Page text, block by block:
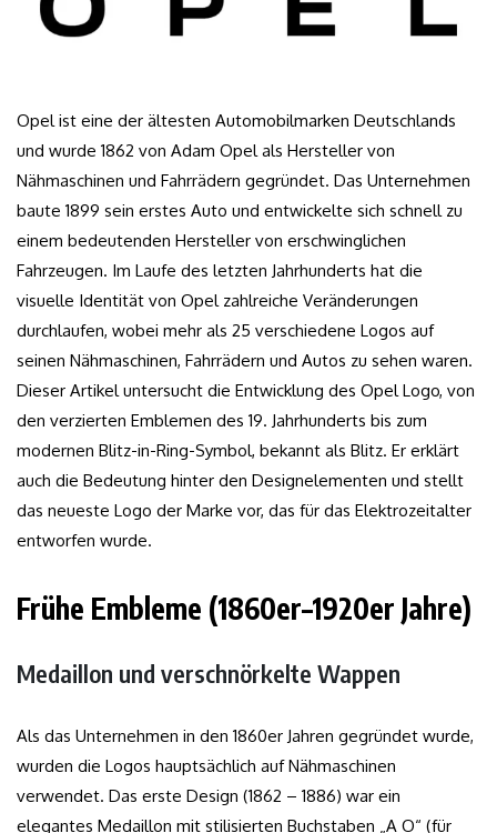
Opel ist eine der ältesten Automobilmarken Deutschlands
und wurde 1862 von Adam Opel als Hersteller von
Nähmaschinen und Fahrrädern gegründet. Das Unternehmen
baute 1899 sein erstes Auto und entwickelte sich schnell zu
einem bedeutenden Hersteller von erschwinglichen
Fahrzeugen. Im Laufe des letzten Jahrhunderts hat die
visuelle Identität von Opel zahlreiche Veränderungen
durchlaufen, wobei mehr als 25 verschiedene Logos auf
seinen Nähmaschinen, Fahrrädern und Autos zu sehen waren.
Dieser Artikel untersucht die Entwicklung des Opel Logo, von
den verzierten Emblemen des 19. Jahrhunderts bis zum
modernen Blitz-in-Ring-Symbol, bekannt als Blitz. Er erklärt
auch die Bedeutung hinter den Designelementen und stellt
das neueste Logo der Marke vor, das für das Elektrozeitalter
entworfen wurde.
Frühe Embleme (1860er–1920er Jahre)
Medaillon und verschnörkelte Wappen
Als das Unternehmen in den 1860er Jahren gegründet wurde,
wurden die Logos hauptsächlich auf Nähmaschinen
verwendet. Das erste Design (1862 – 1886) war ein
elegantes Medaillon mit stilisierten Buchstaben „A O“ (für